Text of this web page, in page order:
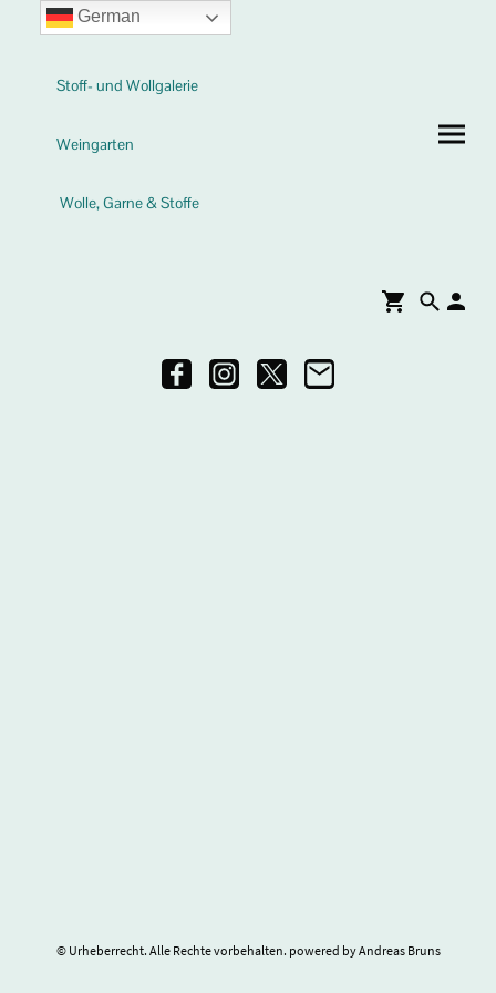
Stoff- und Wollgalerie
Weingarten
Wolle, Garne & Stoffe
© Urheberrecht. Alle Rechte vorbehalten. powered by Andreas Bruns
German